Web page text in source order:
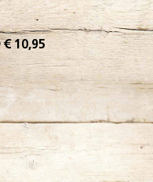
€ 10,95